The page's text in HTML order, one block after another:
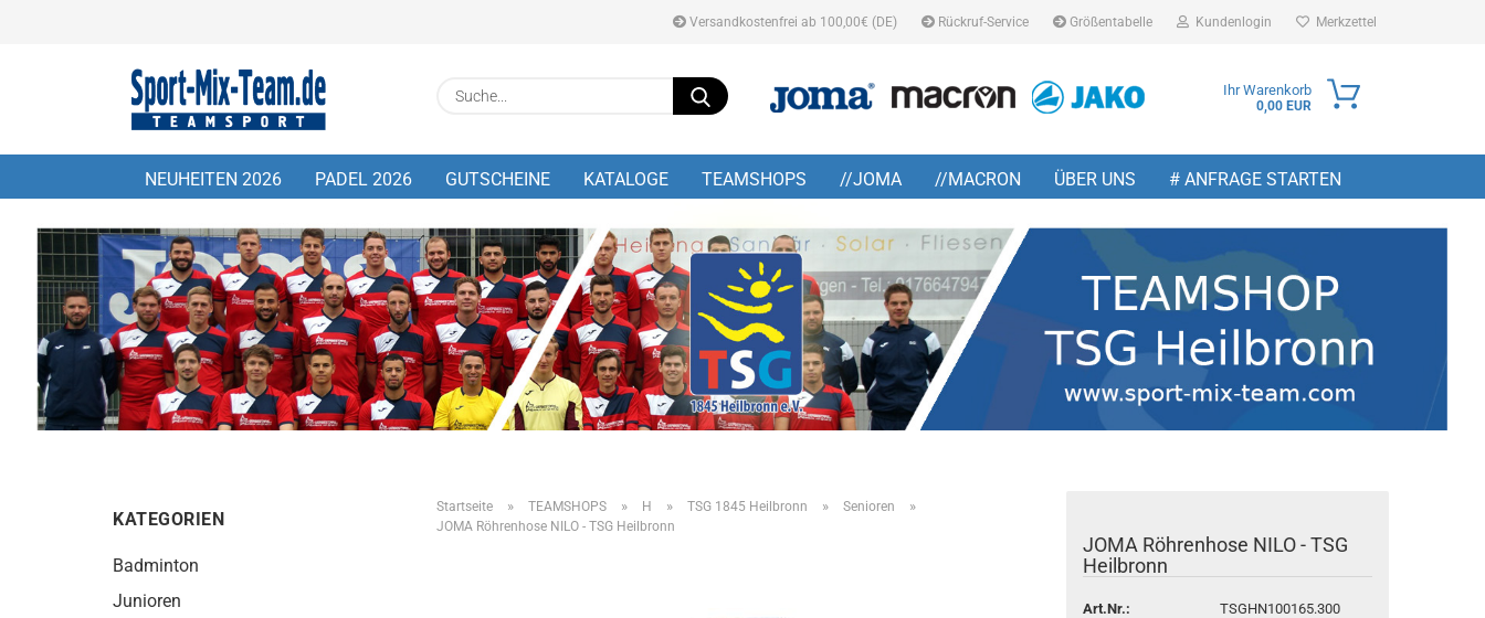
Versandkostenfrei ab 100,00€ (DE) Rückruf-Service Größentabelle Kundenlogin
Passwort
Konto erstellen
Passwort vergessen?
Merkzettel
Suche... Ihr Warenkorb
0,00 EUR
NEUHEITEN 2026 PADEL 2026 GUTSCHEINE KATALOGE TEAMSHOPS //JOMA //MACRON ÜBER UNS # ANFRAGE STARTEN
Startseite » TEAMSHOPS » H » TSG 1845 Heilbronn » Senioren »
JOMA Röhrenhose NILO - TSG Heilbronn
JOMA Röhrenhose NILO - TSG
Heilbronn
Art.Nr.:
TSGHN100165.300
KATEGORIEN
Badminton
Junioren